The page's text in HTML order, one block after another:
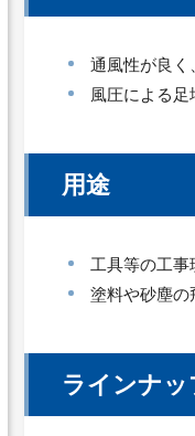
通風性が良く
風圧による足
用途
工具等の工事
塗料や砂塵の
ラインナッ